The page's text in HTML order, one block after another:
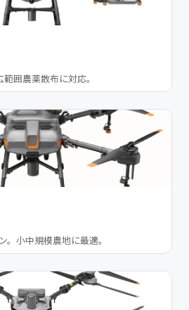
囲農薬散布に対応。
。小中規模農地に最適。